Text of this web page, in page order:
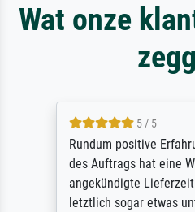
Wat onze
5 / 5
Rundum positive
des Auftrags hat eine
angekündigte
letztlich sogar etwas